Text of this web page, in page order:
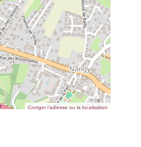
Corriger l’adresse ou la localisation